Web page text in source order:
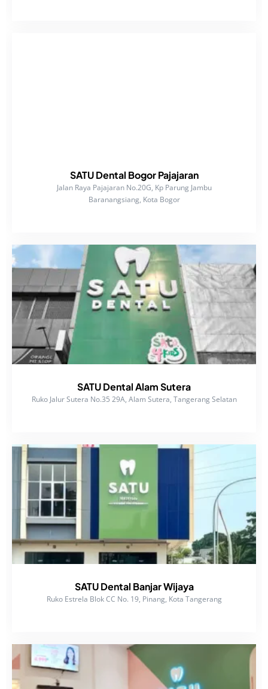
SATU Dental Bogor Pajajaran
Jalan Raya Pajajaran No.20G, Kp Parung Jambu
Baranangsiang, Kota Bogor
SATU Dental Alam Sutera
Ruko Jalur Sutera No.35 29A, Alam Sutera, Tangerang Selatan
SATU Dental Banjar Wijaya
Ruko Estrela Blok CC No. 19, Pinang, Kota Tangerang